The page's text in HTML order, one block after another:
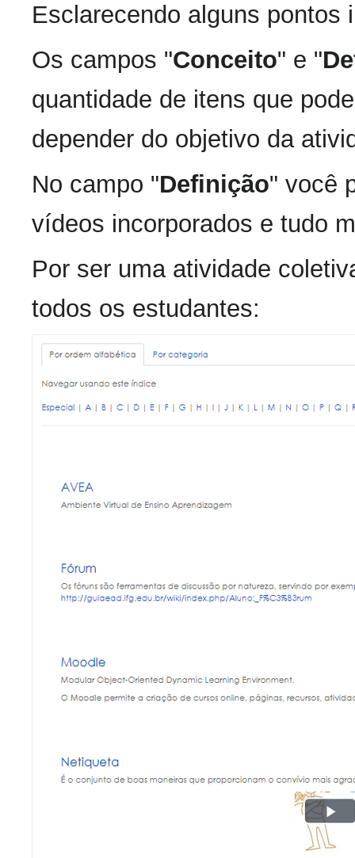
Esclarecendo alguns pontos
Os campos "Conceito" e "
quantidade de itens que
depender do objetivo da
No campo "Definição" você
vídeos incorporados e tudo
Por ser uma atividade
todos os estudantes: